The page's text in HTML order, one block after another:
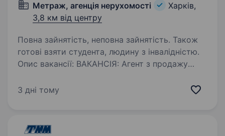
Метраж, агенція нерухомості
Харків,
3,8 км від центру
Повна зайнятість, неповна зайнятість. Також
готові взяти студента, людину з інвалідністю.
Опис вакансії: ВАКАНСІЯ: Агент з продажу
нерухомості «Метраж» — це сучасна,
Ми працюємо як з житловою,…
3 дні тому